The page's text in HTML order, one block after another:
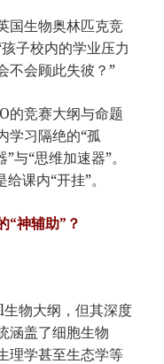
国生物奥林匹克竞
子校内的学业压力
不会顾此失彼？”
的竞赛大纲与命题
学习隔绝的“孤
与“思维加速器”。
课内“开挂”。
“神辅助”？
物大纲，但其深度
涵盖了细胞生物
理学甚至生态学等